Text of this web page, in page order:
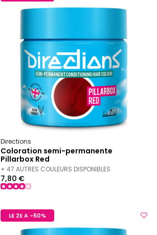
Directions
Coloration semi-permanente
Pillarbox Red
+ 47 AUTRES COULEURS DISPONIBLES
7,80 €
LE 2E A -50%